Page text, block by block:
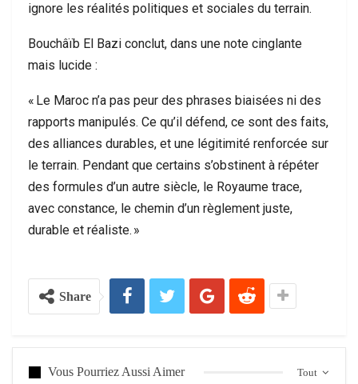
ignore les réalités politiques et sociales du terrain.
Bouchâïb El Bazi conclut, dans une note cinglante
mais lucide :
« Le Maroc n’a pas peur des phrases biaisées ni des
rapports manipulés. Ce qu’il défend, ce sont des faits,
des alliances durables, et une légitimité renforcée sur
le terrain. Pendant que certains s’obstinent à répéter
des formules d’un autre siècle, le Royaume trace,
avec constance, le chemin d’un règlement juste,
durable et réaliste. »
Share
Tout
Vous Pourriez Aussi Aimer